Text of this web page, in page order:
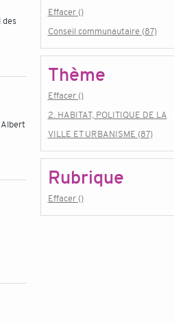
des
Albert
Effacer ()
Conseil communautaire (87)
Thème
Effacer ()
2. HABITAT, POLITIQUE DE LA
VILLE ET URBANISME (87)
Rubrique
Effacer ()